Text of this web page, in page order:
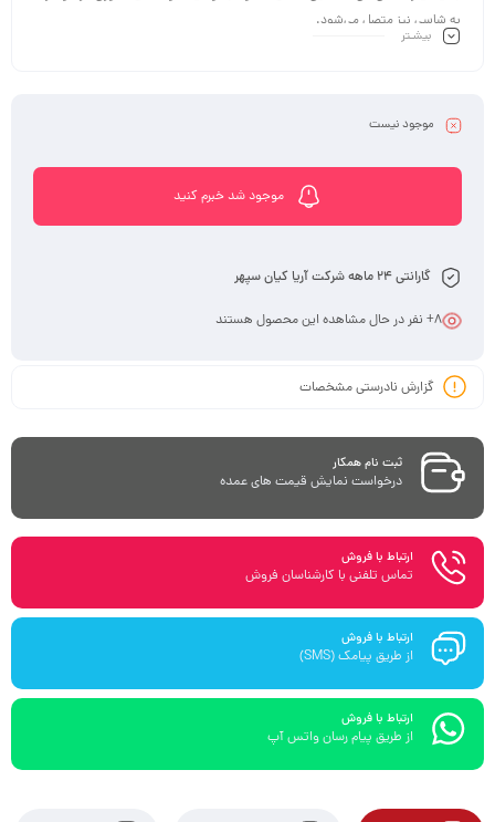
به شاسی نیز متصل می‌شود.
علائم خرابی میل موجگیر:
صدای تق تق و لق‌زدگی از زیر خودرو
بیشـتر
موجود نیست
موجود شد خبرم کنید
گارانتی 24 ماهه شرکت آریا کیان سپهر
8+ نفر در حال مشاهده این محصول هستند
گزارش نادرستی مشخصات
ثبت نام همکار
درخواست نمایش قیمت های عمده
ارتباط با فروش
تماس تلفنی با کارشناسان فروش
ارتباط با فروش
از طریق پیامک (SMS)
ارتباط با فروش
از طریق پیام رسان واتس آپ